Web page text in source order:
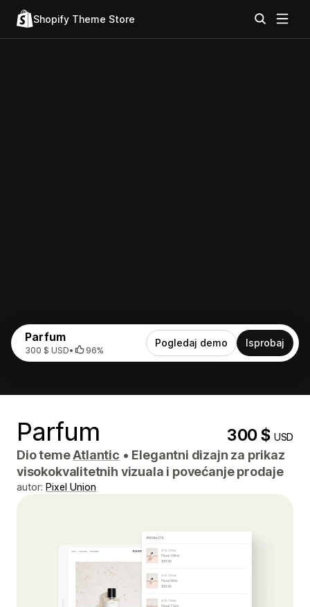
Shopify Theme Store
Parfum
300 $ USD• 96%
Pogledaj demo Isprobaj
Parfum 300 $USD
Dio temeAtlantic • Elegantni dizajn za prikaz
visokokvalitetnih vizuala i povećanje prodaje
autor: Pixel Union